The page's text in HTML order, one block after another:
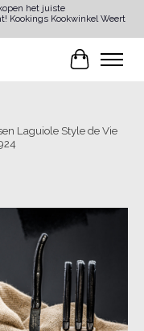
het juiste
Kookings Kookwinkel Weert
Laguiole Style de Vie
Items